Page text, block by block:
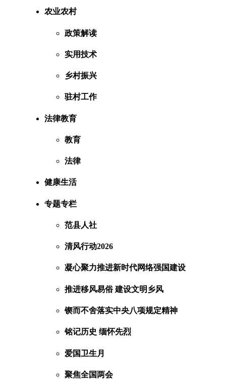
农业农村
政策解读
实用技术
乡村振兴
驻村工作
法律教育
教育
法律
健康生活
专题专栏
范县人社
清风行动2026
凝心聚力推进新时代网络强国建设
推进移风易俗 建设文明乡风
锲而不舍落实中央八项规定精神
铭记历史 缅怀先烈
爱国卫生月
聚焦全国两会